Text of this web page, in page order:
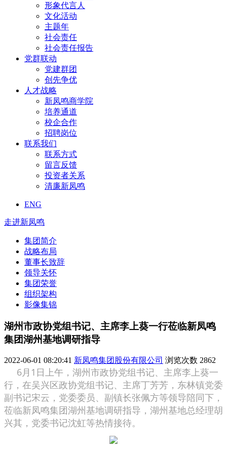
形象代言人
文化活动
主题年
社会责任
社会责任报告
党群联动
党建群团
创先争优
人才战略
新凤鸣商学院
培养通道
校企合作
招聘岗位
联系我们
联系方式
留言反馈
投资者关系
清廉新凤鸣
ENG
走进新凤鸣
集团简介
战略布局
董事长致辞
领导关怀
集团荣誉
组织架构
影像集锦
湖州市政协党组书记、主席李上葵一行莅临新凤鸣
集团湖州基地调研指导
2022-06-01 08:20:41 新凤鸣集团股份有限公司 浏览次数 2862
6月1日上午，湖州市政协党组书记、主席李上葵一
行，在吴兴区政协党组书记、主席丁芳芳，东林镇党委
副书记宋云，党委委员、副镇长张佩方等领导陪同下，
莅临新凤鸣集团湖州基地调研指导，湖州基地总经理胡
兴其，党委书记沈虹等热情接待。